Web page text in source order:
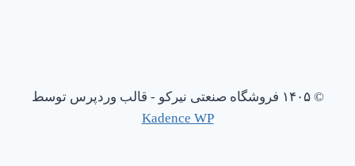
© ۱۴۰۵ فروشگاه صنعتی نیرکو - قالب وردپرس توسط
Kadence WP